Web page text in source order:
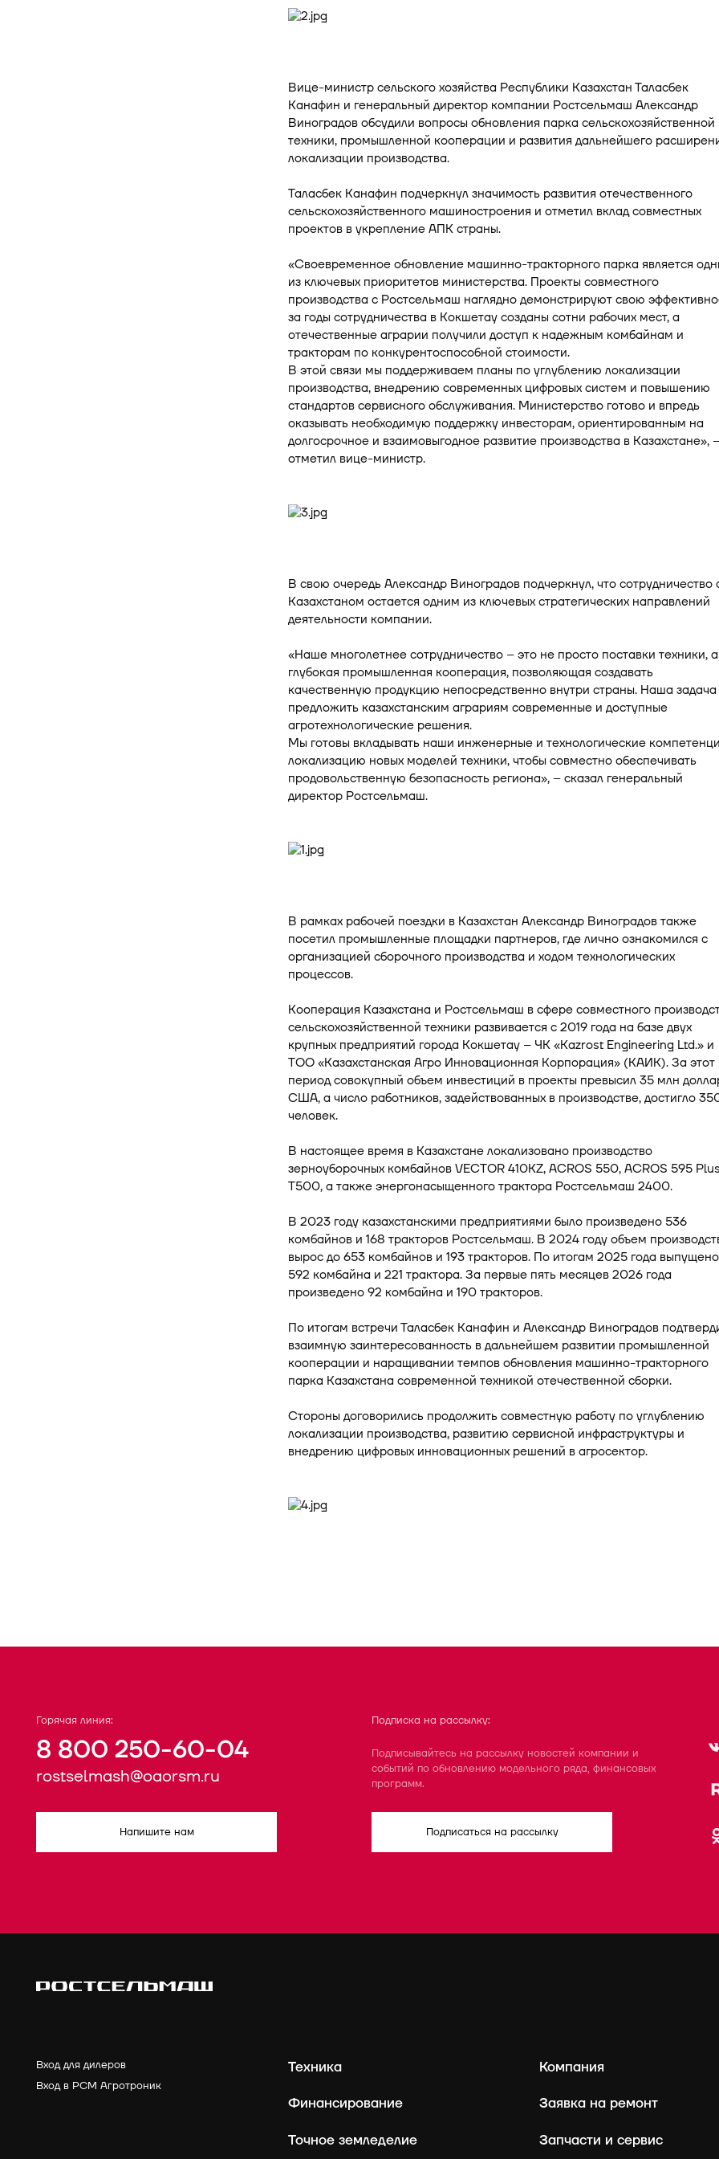
Вице-министр сельского хозяйства Республики Казахстан Таласбек
Канафин и генеральный директор компании Ростсельмаш Александр
Виноградов обсудили вопросы обновления парка сельскохозяйственной
техники, промышленной кооперации и развития дальнейшего
локализации производства.
Таласбек Канафин подчеркнул значимость развития отечественного
сельскохозяйственного машиностроения и отметил вклад совместных
проектов в укрепление АПК страны.
«Своевременное обновление машинно-тракторного парка является
из ключевых приоритетов министерства. Проекты совместного
производства с Ростсельмаш наглядно демонстрируют свою
за годы сотрудничества в Кокшетау созданы сотни рабочих мест, а
отечественные аграрии получили доступ к надежным комбайнам и
тракторам по конкурентоспособной стоимости.
В этой связи мы поддерживаем планы по углублению локализации
производства, внедрению современных цифровых систем и повышению
стандартов сервисного обслуживания. Министерство готово и впредь
оказывать необходимую поддержку инвесторам, ориентированным на
долгосрочное и взаимовыгодное развитие производства в Казахстане»,
отметил вице-министр.
В свою очередь Александр Виноградов подчеркнул, что сотрудничество
Казахстаном остается одним из ключевых стратегических направлений
деятельности компании.
«Наше многолетнее сотрудничество – это не просто поставки техники, а
глубокая промышленная кооперация, позволяющая создавать
качественную продукцию непосредственно внутри страны. Наша
предложить казахстанским аграриям современные и доступные
агротехнологические решения.
Мы готовы вкладывать наши инженерные и технологические
локализацию новых моделей техники, чтобы совместно обеспечивать
продовольственную безопасность региона», – сказал генеральный
директор Ростсельмаш.
В рамках рабочей поездки в Казахстан Александр Виноградов также
посетил промышленные площадки партнеров, где лично ознакомился с
организацией сборочного производства и ходом технологических
процессов.
Кооперация Казахстана и Ростсельмаш в сфере совместного
сельскохозяйственной техники развивается с 2019 года на базе двух
крупных предприятий города Кокшетау – ЧК «Kazrost Engineering Ltd.» и
ТОО «Казахстанская Агро Инновационная Корпорация» (КАИК). За этот
период совокупный объем инвестиций в проекты превысил 35 млн
США, а число работников, задействованных в производстве, достигло
человек.
В настоящее время в Казахстане локализовано производство
зерноуборочных комбайнов VECTOR 410KZ, ACROS 550, ACROS 595
T500, а также энергонасыщенного трактора Ростсельмаш 2400.
В 2023 году казахстанскими предприятиями было произведено 536
комбайнов и 168 тракторов Ростсельмаш. В 2024 году объем
вырос до 653 комбайнов и 193 тракторов. По итогам 2025 года выпущено
592 комбайна и 221 трактора. За первые пять месяцев 2026 года
произведено 92 комбайна и 190 тракторов.
По итогам встречи Таласбек Канафин и Александр Виноградов
взаимную заинтересованность в дальнейшем развитии промышленной
кооперации и наращивании темпов обновления машинно-тракторного
парка Казахстана современной техникой отечественной сборки.
Стороны договорились продолжить совместную работу по углублению
локализации производства, развитию сервисной инфраструктуры и
внедрению цифровых инновационных решений в агросектор.
Горячая линия:
8 800 250-60-04
rostselmash@oaorsm.ru
Напишите нам
Подписка на рассылку:
Подписывайтесь на рассылку новостей компании и
событий по обновлению модельного ряда, финансовых
программ.
Подписаться на рассылку
Вход для дилеров
Вход в РСМ Агротроник
Техника
Финансирование
Точное земледелие
Компания
Заявка на ремонт
Запчасти и сервис